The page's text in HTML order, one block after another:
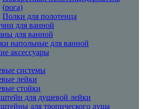
(рога)
Полки для полотенца
для ванной
для ванной
напольные для ванной
аксессуары
системы
лейки
стойки
для душевой лейки
для тропического душа